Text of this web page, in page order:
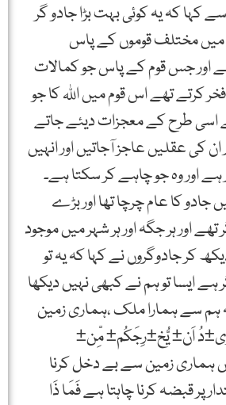
کہا کہ یہ کوئی بہت بڑا جادو گر
مختلف قوموں کے پاس
اور جس قوم کے پاس جو کمالات
کرتے تھے اس قوم میں اﷲ کا جو
اسی طرح کے معجزات دیئے جاتے
کی عقلیں عاجز آجاتیں اور انہیں
ہے اور وہ جو چاہے کر سکتا ہے۔
کا عام چرچا تھا اور بڑے
اور ہر جگہ اور ہر شہر میں موجود
کر جادوگروں نے کہا کہ یہ تو
ہے ایسا تو ہم نے کبھی نہیں دیکھا
ہم سے ہمارا ملک ،ہماری زمین
اَن± یُّخ±رِجَکُم± مِّن±
ہماری زمین سے بے دخل کرنا
پر قبضہ کرنا چاہتا ہے فَمَا ذَا